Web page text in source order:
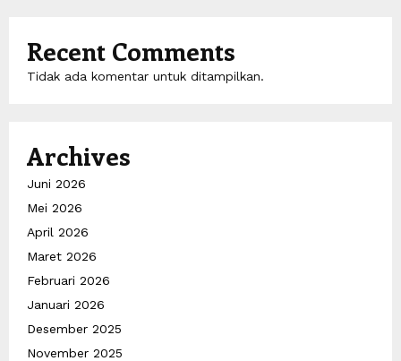
Recent Comments
Tidak ada komentar untuk ditampilkan.
Archives
Juni 2026
Mei 2026
April 2026
Maret 2026
Februari 2026
Januari 2026
Desember 2025
November 2025